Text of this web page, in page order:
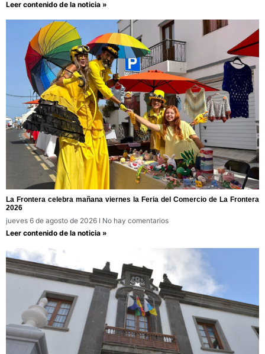
Leer contenido de la noticia »
La Frontera celebra mañana viernes la Feria del Comercio de La Frontera
2026
jueves 6 de agosto de 2026
No hay comentarios
Leer contenido de la noticia »